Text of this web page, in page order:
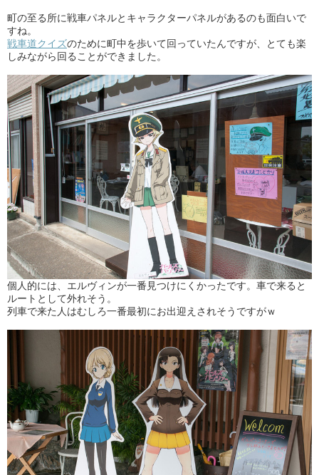
町の至る所に戦車パネルとキャラクターパネルがあるのも面白いで
すね。
戦車道クイズのために町中を歩いて回っていたんですが、とても楽
しみながら回ることができました。
個人的には、エルヴィンが一番見つけにくかったです。車で来ると
ルートとして外れそう。
列車で来た人はむしろ一番最初にお出迎えされそうですがｗ